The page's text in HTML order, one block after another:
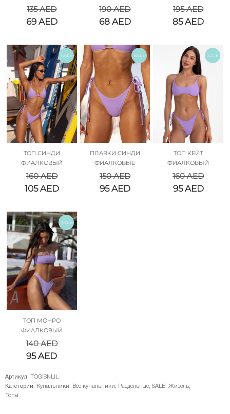
135AED
69 AED
190AED
68 AED
195AED
85AED
SALE
ТОП СИНДИ
ФИАЛКОВЫЙ
160AED
105AED
SALE
ПЛАВКИ СИНДИ
ФИАЛКОВЫЕ
150AED
95AED
SALE
ТОП КЕЙТ
ФИАЛКОВЫЙ
160AED
95AED
SALE
ТОП МОНРО
ФИАЛКОВЫЙ
140AED
95AED
Артикул:
TOGISNLIL
Категории: Купальники Все купальники Раздельные SALE Жизель
Топы